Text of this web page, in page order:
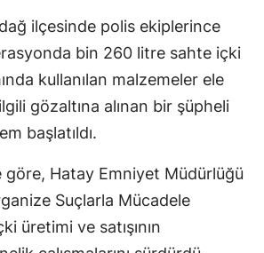
ilçesinde polis ekiplerince
bin 260 litre sahte içki
kullanılan malzemeler ele
gözaltına alınan bir şüpheli
başlatıldı.
göre, Hatay Emniyet Müdürlüğü
Suçlarla Mücadele
üretimi ve satışının